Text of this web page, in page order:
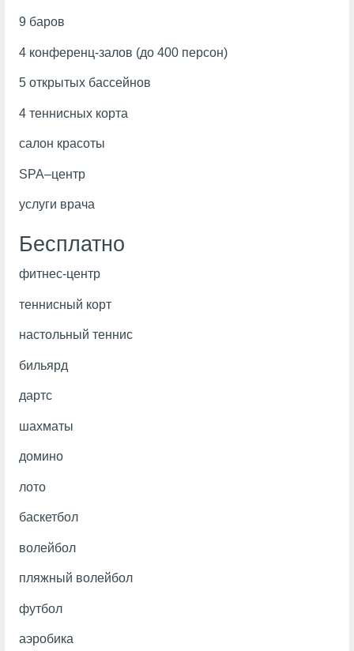
9 баров
4 конференц-залов (до 400 персон)
5 открытых бассейнов
4 теннисных корта
салон красоты
SPA–центр
услуги врача
Бесплатно
фитнес-центр
теннисный корт
настольный теннис
бильярд
дартс
шахматы
домино
лото
баскетбол
волейбол
пляжный волейбол
футбол
аэробика